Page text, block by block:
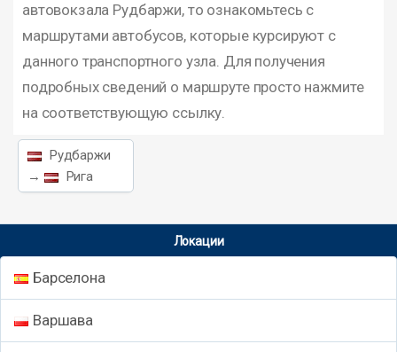
автовокзала Рудбаржи, то ознакомьтесь с
маршрутами автобусов, которые курсируют с
данного транспортного узла. Для получения
подробных сведений о маршруте просто нажмите
на соответствующую ссылку.
Рудбаржи
→
Рига
Локации
Барселона
Варшава